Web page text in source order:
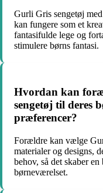
Gurli Gris sengetøj
kan fungere som et
fantasifulde lege og
stimulere børns fantasi.
Hvordan kan
sengetøj til deres
præferencer?
Forældre kan vælge
materialer og designs,
behov, så det skaber
børneværelset.